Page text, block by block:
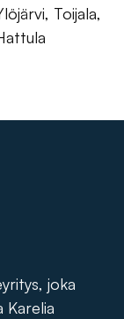
Toijala,
joka